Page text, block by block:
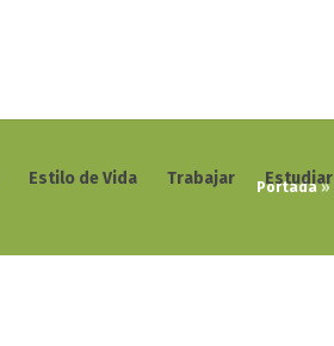
Estilo de Vida Trabajar Estudiar
Portada»